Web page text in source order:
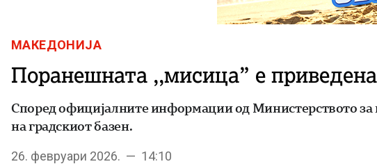
МАКЕДОНИЈА
Поранешната ,,мисица” е
Според официјалните информации од Министерството
на градскиот базен.
26. февруари 2026. — 14:10